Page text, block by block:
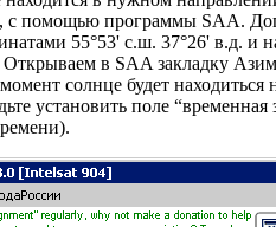
с помощью программы SAA.
55°53' с.ш. 37°26' в.д. и
Открываем в SAA закладку
солнце будет находиться
установить поле “временная